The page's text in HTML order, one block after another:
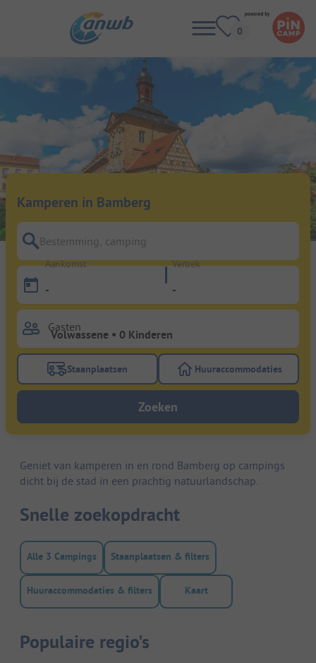
Kamperen in Bamberg
Bestemming, camping
Aankomst
-
Vertrek
-
Gasten
Gebruik de filterknop staanplaatsen om te zoeken
Staanplaatsen Gebruik de
Huuraccommodaties
Zoeken
Geniet van kamperen in en rond Bamberg op campings
dicht bij de stad in een prachtig natuurlandschap.
Snelle zoekopdracht
Alle 3 Campings Staanplaatsen & filters
Huuraccommodaties & filters Kaart
Populaire regio's